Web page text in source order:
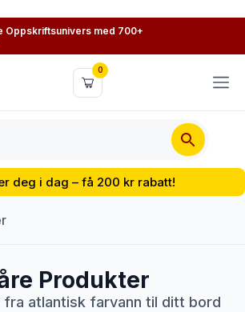
Oppskriftsunivers med 700+
0
deg i dag – få 200 kr rabatt!
Produkter
atlantisk farvann til ditt bord